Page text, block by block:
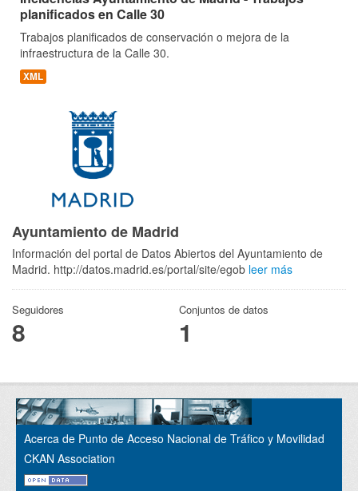
planificados en Calle 30
Trabajos planificados de conservación o mejora de la
infraestructura de la Calle 30.
XML
Ayuntamiento de Madrid
Información del portal de Datos Abiertos del Ayuntamiento de
Madrid. http://datos.madrid.es/portal/site/egob leer más
Seguidores
8
Conjuntos de datos
1
Acerca de Punto de Acceso Nacional de Tráfico y Movilidad
CKAN Association